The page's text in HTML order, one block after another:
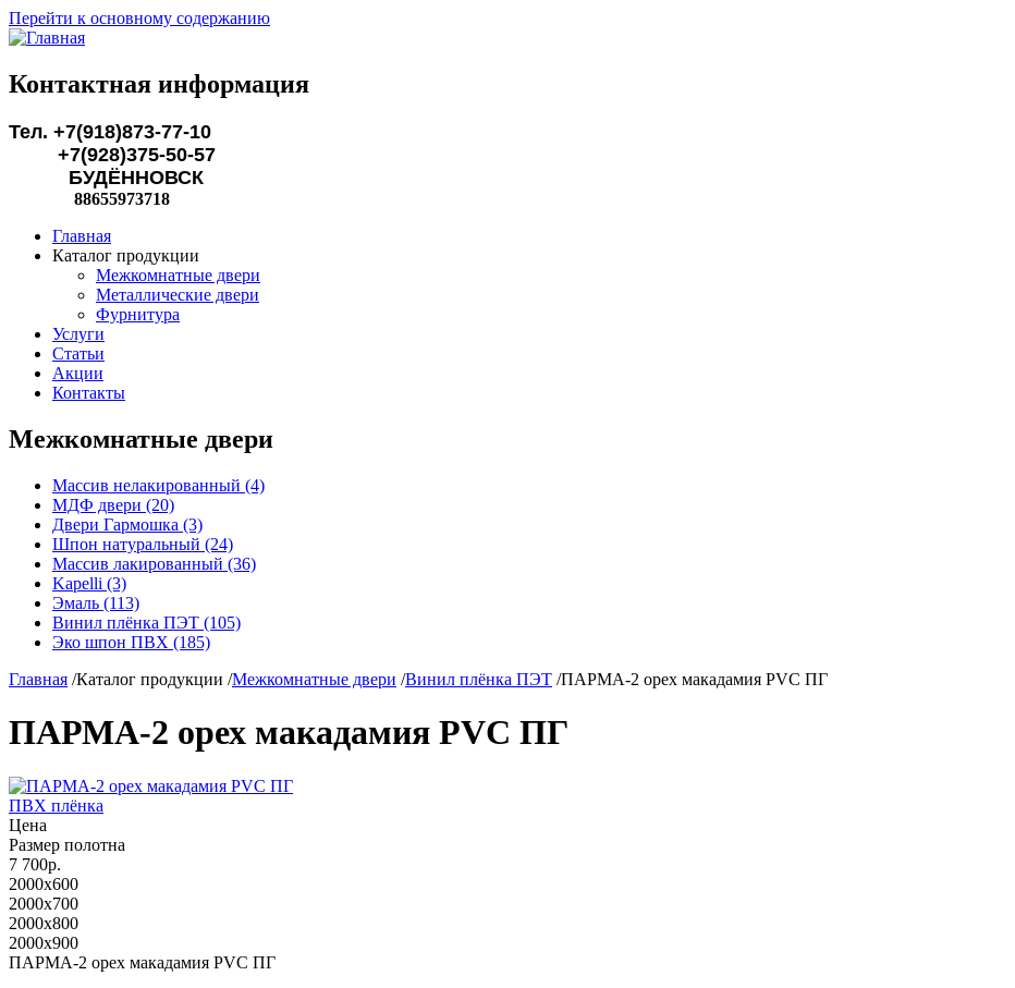
Перейти к основному содержанию
Контактная информация
Тел. +7(918)873-77-10
+7(928)375-50-57
БУДЁННОВСК
88655973718
Главная
Каталог продукции
Межкомнатные двери
Металлические двери
Фурнитура
Услуги
Статьи
Акции
Контакты
Межкомнатные двери
Массив нелакированный (4)
МДФ двери (20)
Двери Гармошка (3)
Шпон натуральный (24)
Массив лакированный (36)
Kapelli (3)
Эмаль (113)
Винил плёнка ПЭТ (105)
Эко шпон ПВХ (185)
Главная /Каталог продукции /Межкомнатные двери /Винил плёнка ПЭТ /ПАРМА-2 орех макадамия PVC ПГ
ПАРМА-2 орех макадамия PVC ПГ
ПВХ плёнка
Цена
Размер полотна
7 700р.
2000x600
2000x700
2000x800
2000x900
ПАРМА-2 орех макадамия PVC ПГ